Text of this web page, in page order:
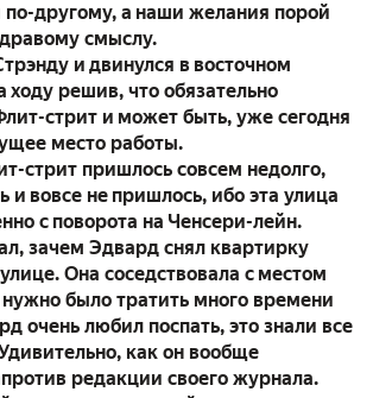
по-другому, а наши желания порой
смыслу.
и двинулся в восточном
ходу решив, что обязательно
стрит и может быть, уже сегодня
место работы.
стрит пришлось совсем недолго,
и вовсе не пришлось, ибо эта улица
с поворота на Ченсери-лейн.
зачем Эдвард снял квартирку
Она соседствовала с местом
было тратить много времени
очень любил поспать, это знали все
как он вообще
редакции своего журнала.